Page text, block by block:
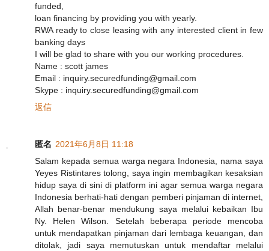
funded,
loan financing by providing you with yearly.
RWA ready to close leasing with any interested client in few
banking days
I will be glad to share with you our working procedures.
Name : scott james
Email : inquiry.securedfunding@gmail.com
Skype : inquiry.securedfunding@gmail.com
返信
匿名 2021年6月8日 11:18
Salam kepada semua warga negara Indonesia, nama saya
Yeyes Ristintares tolong, saya ingin membagikan kesaksian
hidup saya di sini di platform ini agar semua warga negara
Indonesia berhati-hati dengan pemberi pinjaman di internet,
Allah benar-benar mendukung saya melalui kebaikan Ibu
Ny. Helen Wilson. Setelah beberapa periode mencoba
untuk mendapatkan pinjaman dari lembaga keuangan, dan
ditolak, jadi saya memutuskan untuk mendaftar melalui